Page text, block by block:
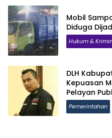
Mobil
Diduga
Hukum &
DLH
Kepuasan
Pelayan
Pemerintahan